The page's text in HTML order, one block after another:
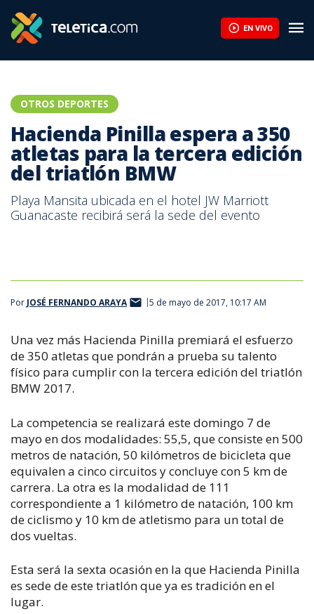
EN VIVO
OTROS DEPORTES
Hacienda Pinilla espera a 350
atletas para la tercera edición
del triatlón BMW
Playa Mansita ubicada en el hotel JW Marriott
Guanacaste recibirá será la sede del evento
Por JOSÉ FERNANDO ARAYA 5 de mayo de 2017, 10:17 AM
Una vez más Hacienda Pinilla premiará el esfuerzo
de 350 atletas que pondrán a prueba su talento
físico para cumplir con la tercera edición del triatlón
BMW 2017.
La competencia se realizará este domingo 7 de
mayo en dos modalidades: 55,5, que consiste en 500
metros de natación, 50 kilómetros de bicicleta que
equivalen a cinco circuitos y concluye con 5 km de
carrera. La otra es la modalidad de 111
correspondiente a 1 kilómetro de natación, 100 km
de ciclismo y 10 km de atletismo para un total de
dos vueltas.
Esta será la sexta ocasión en la que Hacienda Pinilla
es sede de este triatlón que ya es tradición en el
lugar.